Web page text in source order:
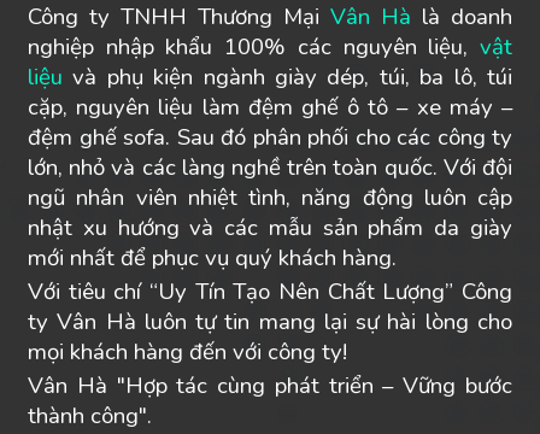
Công ty TNHH Thương Mại Vân Hà là doanh
nghiệp nhập khẩu 100% các nguyên liệu, vật
liệu và phụ kiện ngành giày dép, túi, ba lô, túi
cặp, nguyên liệu làm đệm ghế ô tô – xe máy –
đệm ghế sofa. Sau đó phân phối cho các công ty
lớn, nhỏ và các làng nghề trên toàn quốc. Với đội
ngũ nhân viên nhiệt tình, năng động luôn cập
nhật xu hướng và các mẫu sản phẩm da giày
mới nhất để phục vụ quý khách hàng.
Với tiêu chí “Uy Tín Tạo Nên Chất Lượng” Công
ty Vân Hà luôn tự tin mang lại sự hài lòng cho
mọi khách hàng đến với công ty!
Vân Hà "Hợp tác cùng phát triển – Vững bước
thành công".